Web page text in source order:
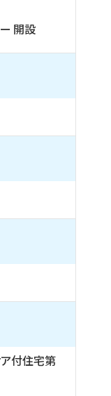
開設
ア付住宅第